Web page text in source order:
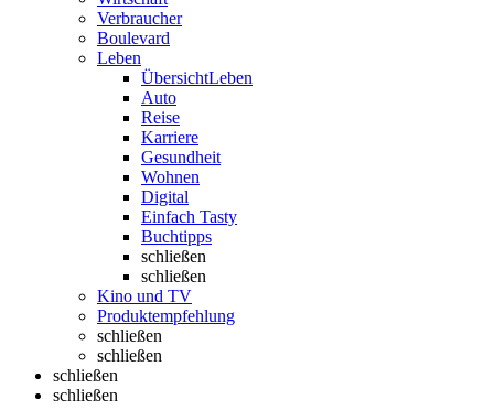
Verbraucher
Boulevard
Leben
ÜbersichtLeben
Auto
Reise
Karriere
Gesundheit
Wohnen
Digital
Einfach Tasty
Buchtipps
schließen
schließen
Kino und TV
Produktempfehlung
schließen
schließen
schließen
schließen